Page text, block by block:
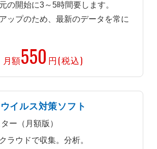
の開始に3～5時間要します。
ップのため、最新のデータを常に
月額550 円(税込)
ウイルス対策ソフト
ー（月額版）
ラウドで収集。分析。